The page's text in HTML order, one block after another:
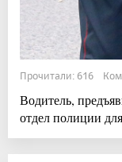
Прочитали: 616
Водитель,
отдел полиции